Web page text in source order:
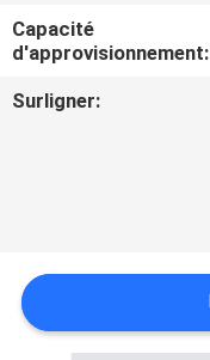
CONTRÔLE
DE
LA
NOUVELLES
Capacité
d'approvisionnement:
Surligner: